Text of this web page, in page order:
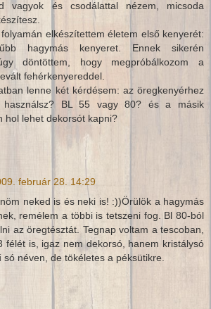
vagyok és csodálattal nézem, micsoda
elkészítettem életem első kenyerét:
hagymás kenyeret. Ennek sikerén
döntöttem, hogy megpróbálkozom a
fehérkenyereddel.
lenne két kérdésem: az öregkenyérhez
használsz? BL 55 vagy 80? és a másik
hol lehet dekorsót kapni?
február 28. 14:29
neked is és neki is! :))Örülök a hagymás
remélem a többi is tetszeni fog. Bl 80-ból
az öregtésztát. Tegnap voltam a tescoban,
félét is, igaz nem dekorsó, hanem kristálysó
só néven, de tökéletes a péksütikre.